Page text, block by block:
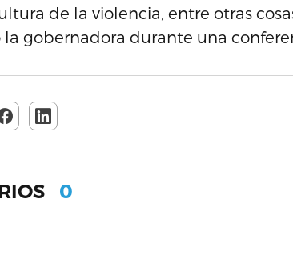
de la violencia, entre otras
la gobernadora durante una
0